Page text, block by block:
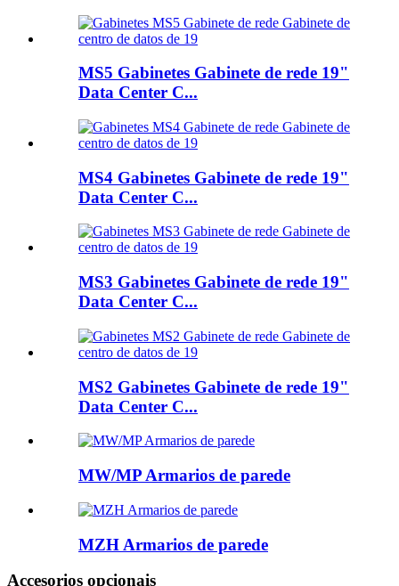
MS5 Gabinetes Gabinete de rede 19"
Data Center C...
MS4 Gabinetes Gabinete de rede 19"
Data Center C...
MS3 Gabinetes Gabinete de rede 19"
Data Center C...
MS2 Gabinetes Gabinete de rede 19"
Data Center C...
MW/MP Armarios de parede
MZH Armarios de parede
Accesorios opcionais